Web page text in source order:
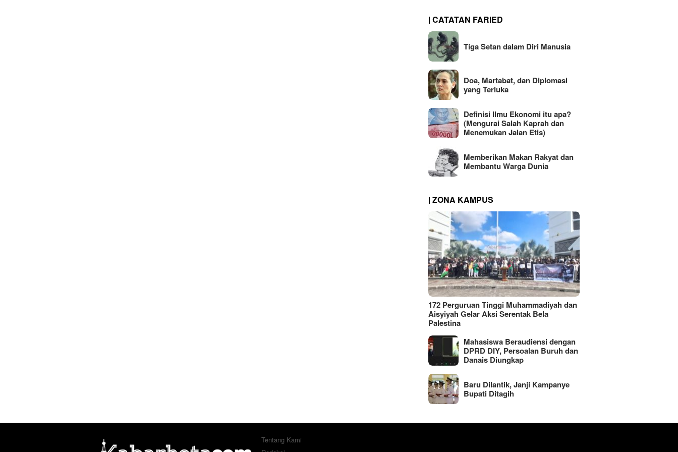
| CATATAN FARIED
Tiga Setan dalam Diri Manusia
Doa, Martabat, dan Diplomasi
yang Terluka
Definisi Ilmu Ekonomi itu apa?
(Mengurai Salah Kaprah dan
Menemukan Jalan Etis)
Memberikan Makan Rakyat dan
Membantu Warga Dunia
| ZONA KAMPUS
172 Perguruan Tinggi Muhammadiyah dan
Aisyiyah Gelar Aksi Serentak Bela
Palestina
Mahasiswa Beraudiensi dengan
DPRD DIY, Persoalan Buruh dan
Danais Diungkap
Baru Dilantik, Janji Kampanye
Bupati Ditagih
Tentang Kami